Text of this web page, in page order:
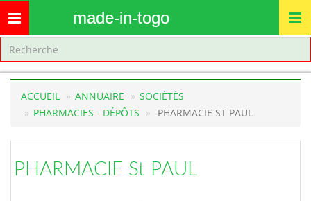
Toggle
navigation
made-in-togo
ACCUEIL ANNUAIRE
SOCIÉTÉS
PHARMACIES - DÉPÔTS
PHARMACIE ST PAUL
PHARMACIE St PAUL